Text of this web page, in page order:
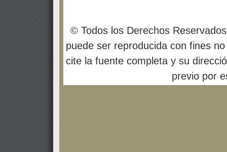
© Todos los Derechos
puede ser reproducida con fines
cite la fuente completa y su
previo por